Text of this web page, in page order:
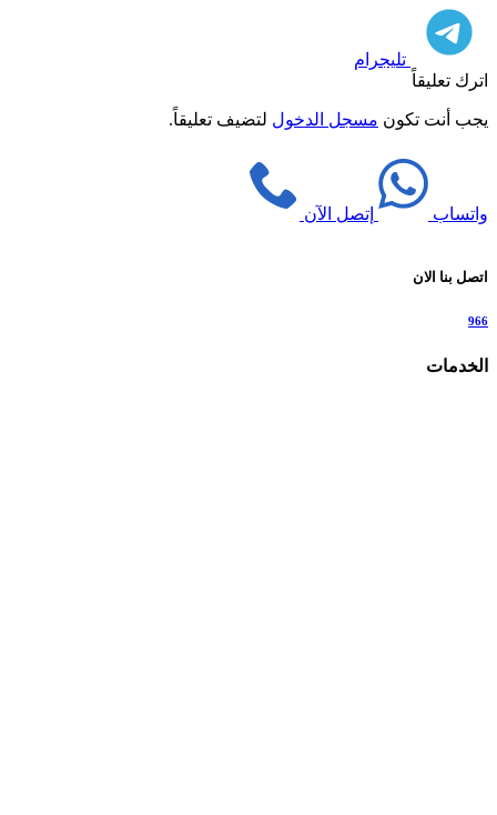
تليجرام
اترك تعليقاً
يجب أنت تكون مسجل الدخول لتضيف تعليقاً.
واتساب إتصل الآن
اتصل بنا الان
966
الخدمات